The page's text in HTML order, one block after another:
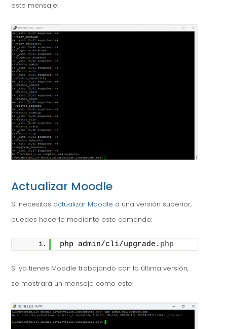
este mensaje:
Actualizar Moodle
Si necesitas actualizar Moodle a una versión superior,
puedes hacerlo mediante este comando:
php admin/cli/upgrade. php
Si ya tienes Moodle trabajando con la última versión,
se mostrará un mensaje como este: